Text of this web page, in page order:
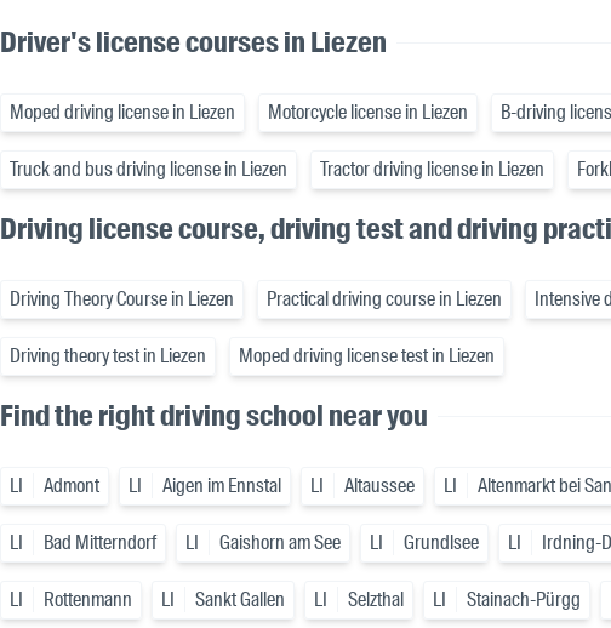
Driver's license courses in Liezen
Moped driving license in Liezen Motorcycle license in Liezen B-driving
Truck and bus driving license in Liezen Tractor driving license in Liezen
Driving license course, driving test and driving
Driving Theory Course in Liezen Practical driving course in Liezen Intensive
Driving theory test in Liezen Moped driving license test in Liezen
Find the right driving school near you
LI Admont LI Aigen im Ennstal LI Altaussee LI Altenmarkt bei
LI Bad Mitterndorf LI Gaishorn am See LI Grundlsee LI Irdning-
LI Rottenmann LI Sankt Gallen LI Selzthal LI Stainach-Pürgg